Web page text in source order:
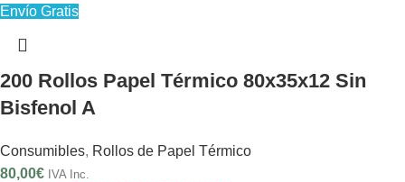
Envío Gratis
200 Rollos Papel Térmico 80x35x12 Sin
Bisfenol A
Consumibles, Rollos de Papel Térmico
80,00€ IVA Inc.